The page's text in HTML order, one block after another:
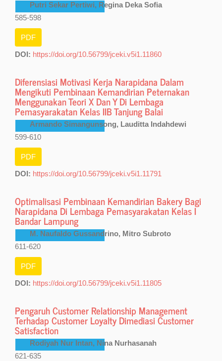
Putri Sekar Pertiwi, Regina Deka Sofia
585-598
PDF
DOI: https://doi.org/10.56799/jceki.v5i1.11860
Diferensiasi Motivasi Kerja Narapidana Dalam
Mengikuti Pembinaan Kemandirian Peternakan
Menggunakan Teori X Dan Y Di Lembaga
Pemasyarakatan Kelas IIB Tanjung Balai
Armando Simangunsong, Lauditta Indahdewi
599-610
PDF
DOI: https://doi.org/10.56799/jceki.v5i1.11791
Optimalisasi Pembinaan Kemandirian Bakery Bagi
Narapidana Di Lembaga Pemasyarakatan Kelas I
Bandar Lampung
M. Naufaldo Gussandrino, Mitro Subroto
611-620
PDF
DOI: https://doi.org/10.56799/jceki.v5i1.11805
Pengaruh Customer Relationship Management
Terhadap Customer Loyalty Dimediasi Customer
Satisfaction
Rodiyah Nur Intan, Nina Nurhasanah
621-635